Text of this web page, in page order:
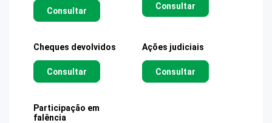
Consultar Consultar
Cheques devolvidos
Consultar
Ações judiciais
Consultar
Participação em
falência